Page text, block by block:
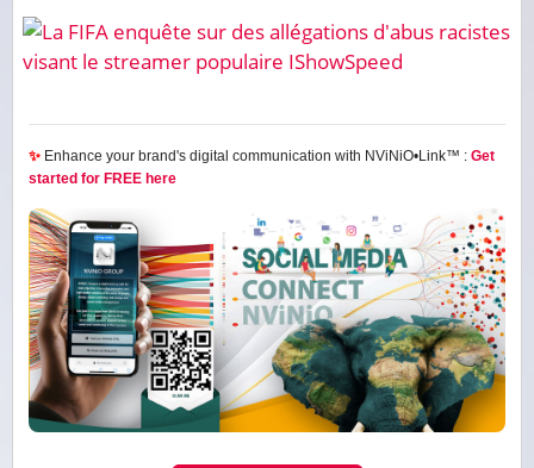
✨ Enhance your brand's digital communication with NViNiO•Link™ : Get
started for FREE here